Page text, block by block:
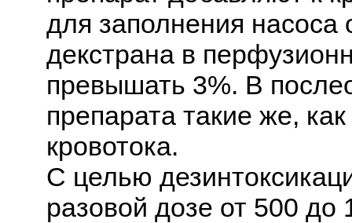
для заполнения насоса
декстрана в
превышать 3%. В
препарата такие же,
кровотока.
С целью
разовой дозе от 500 до